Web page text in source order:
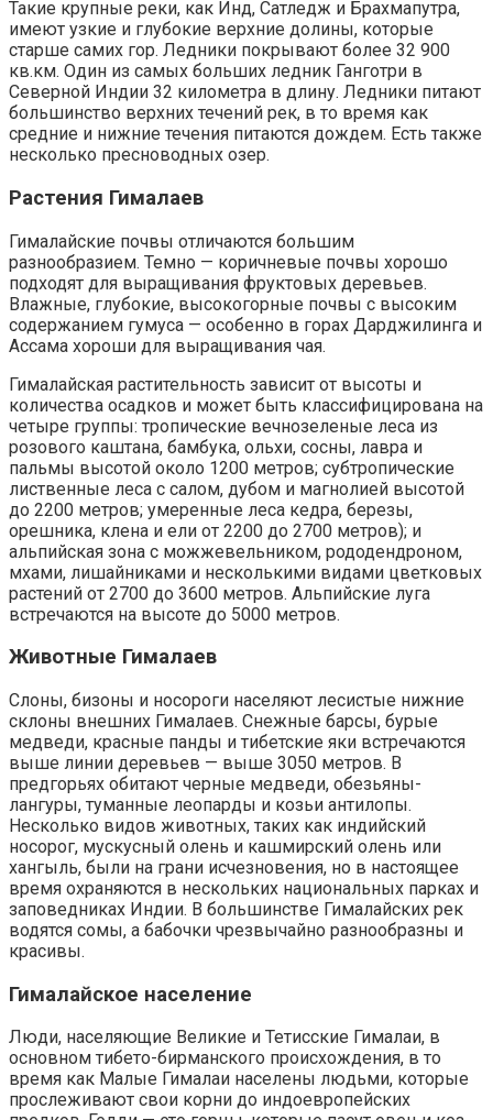
Такие крупные реки, как Инд, Сатледж и Брахмапутра,
имеют узкие и глубокие верхние долины, которые
старше самих гор. Ледники покрывают более 32 900
кв.км. Один из самых больших ледник Ганготри в
Северной Индии 32 километра в длину. Ледники питают
большинство верхних течений рек, в то время как
средние и нижние течения питаются дождем. Есть также
несколько пресноводных озер.
Растения Гималаев
Гималайские почвы отличаются большим
разнообразием. Темно — коричневые почвы хорошо
подходят для выращивания фруктовых деревьев.
Влажные, глубокие, высокогорные почвы с высоким
содержанием гумуса — особенно в горах Дарджилинга и
Ассама хороши для выращивания чая.
Гималайская растительность зависит от высоты и
количества осадков и может быть классифицирована на
четыре группы: тропические вечнозеленые леса из
розового каштана, бамбука, ольхи, сосны, лавра и
пальмы высотой около 1200 метров; субтропические
лиственные леса с салом, дубом и магнолией высотой
до 2200 метров; умеренные леса кедра, березы,
орешника, клена и ели от 2200 до 2700 метров); и
альпийская зона с можжевельником, рододендроном,
мхами, лишайниками и несколькими видами цветковых
растений от 2700 до 3600 метров. Альпийские луга
встречаются на высоте до 5000 метров.
Животные Гималаев
Слоны, бизоны и носороги населяют лесистые нижние
склоны внешних Гималаев. Снежные барсы, бурые
медведи, красные панды и тибетские яки встречаются
выше линии деревьев — выше 3050 метров. В
предгорьях обитают черные медведи, обезьяны-
лангуры, туманные леопарды и козьи антилопы.
Несколько видов животных, таких как индийский
носорог, мускусный олень и кашмирский олень или
хангыль, были на грани исчезновения, но в настоящее
время охраняются в нескольких национальных парках и
заповедниках Индии. В большинстве Гималайских рек
водятся сомы, а бабочки чрезвычайно разнообразны и
красивы.
Гималайское население
Люди, населяющие Великие и Тетисские Гималаи, в
основном тибето-бирманского происхождения, в то
время как Малые Гималаи населены людьми, которые
прослеживают свои корни до индоевропейских